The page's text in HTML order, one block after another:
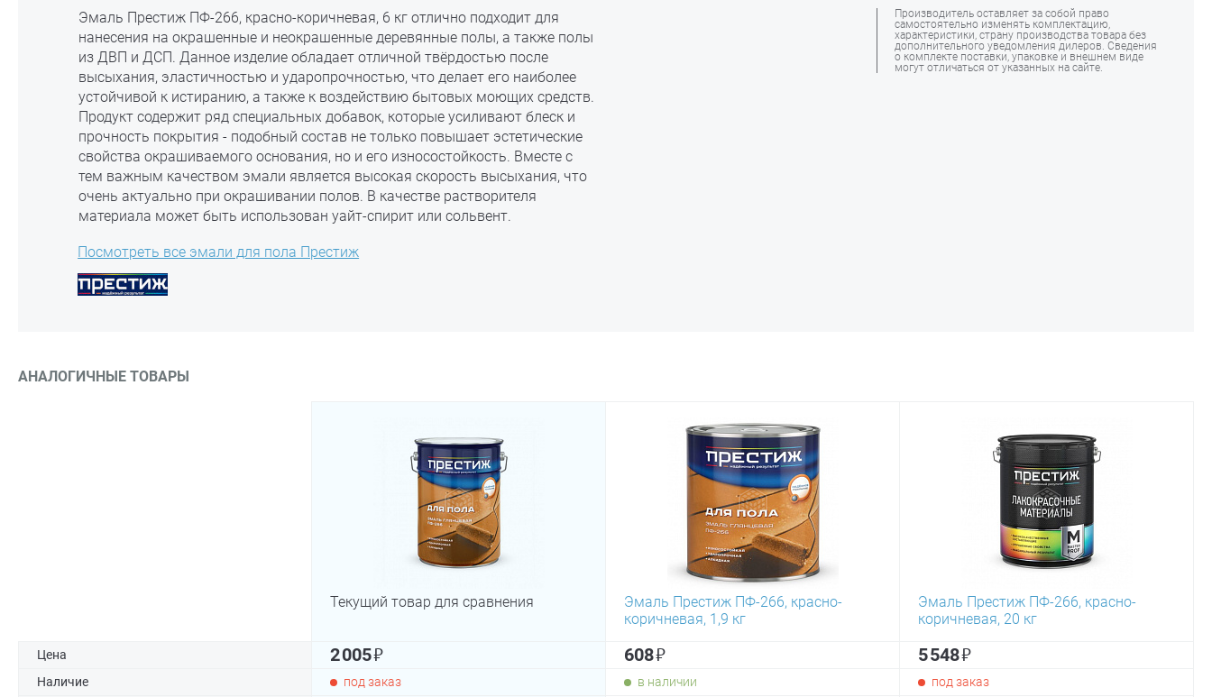
Эмаль Престиж ПФ-266, красно-коричневая, 6 кг отлично подходит для
нанесения на окрашенные и неокрашенные деревянные полы, а также полы
из ДВП и ДСП. Данное изделие обладает отличной твёрдостью после
высыхания, эластичностью и ударопрочностью, что делает его наиболее
устойчивой к истиранию, а также к воздействию бытовых моющих средств.
Продукт содержит ряд специальных добавок, которые усиливают блеск и
прочность покрытия - подобный состав не только повышает эстетические
свойства окрашиваемого основания, но и его износостойкость. Вместе с
тем важным качеством эмали является высокая скорость высыхания, что
очень актуально при окрашивании полов. В качестве растворителя
материала может быть использован уайт-спирит или сольвент.
Производитель оставляет за собой право
самостоятельно изменять комплектацию,
характеристики, страну производства товара без
дополнительного уведомления дилеров. Сведения
о комплекте поставки, упаковке и внешнем виде
могут отличаться от указанных на сайте.
Посмотреть все эмали для пола Престиж
АНАЛОГИЧНЫЕ ТОВАРЫ
Текущий товар для сравнения
Эмаль Престиж ПФ-266, красно-
коричневая, 1,9 кг
Эмаль Престиж ПФ-266, красно-
коричневая, 20 кг
Цена 2 005₽ 608₽ 5 548₽
Наличие под заказ в наличии
под заказ